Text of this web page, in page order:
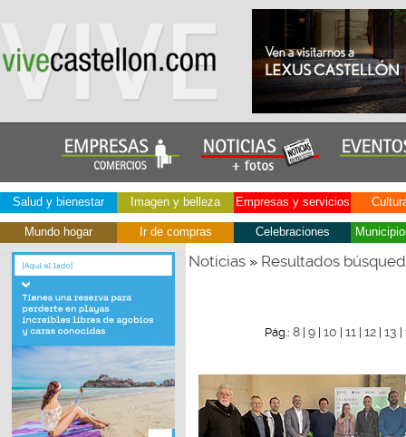
Salud y bienestar Imagen y belleza Empresas y servicios
Mundo hogar Ir de compras Celebraciones
Noticias» Resultados
Pág.: 8| 9| 10 11| 12| 13